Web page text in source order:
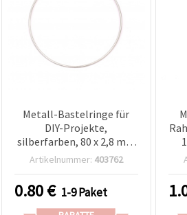
Metall-Bastelringe für
DIY-Projekte,
silberfarben, 80 x 2,8 mm
– 4er-Set
Artikelnummer: 403762
0.80€ 1-9 Paket